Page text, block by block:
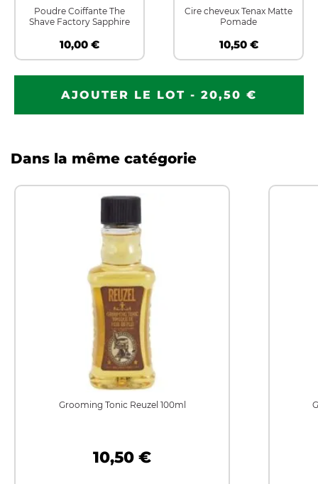
Poudre Coiffante The
Shave Factory Sapphire
10,00 €
Cire cheveux Tenax Matte
Pomade
10,50 €
AJOUTER LE LOT - 20,50 €
Dans la même catégorie
Grooming Tonic Reuzel 100ml
10,50 €